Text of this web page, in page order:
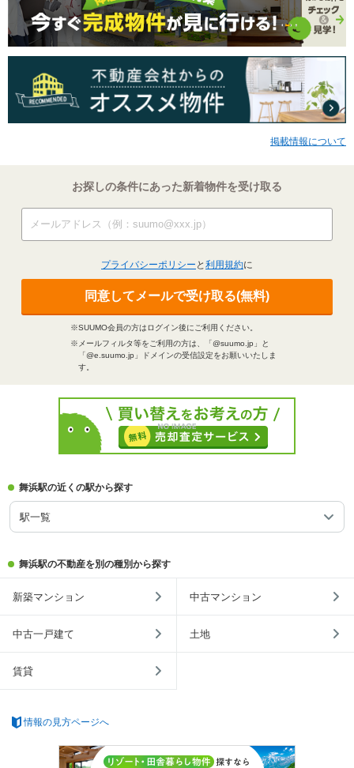
掲載情報について
お探しの条件にあった新着物件を受け取る
プライバシーポリシー と 利用規約に
同意してメールで受け取る(無料)
※SUUMO会員の方はログイン後にご利用ください。
※メールフィルタ等をご利用の方は、「@suumo.jp」と
「@e.suumo.jp」ドメインの受信設定をお願いいたしま
す。
舞浜駅の近くの駅から探す
駅一覧
舞浜駅の不動産を別の種別から探す
新築マンション 中古マンション
中古一戸建て 土地
賃貸
情報の見方ページへ